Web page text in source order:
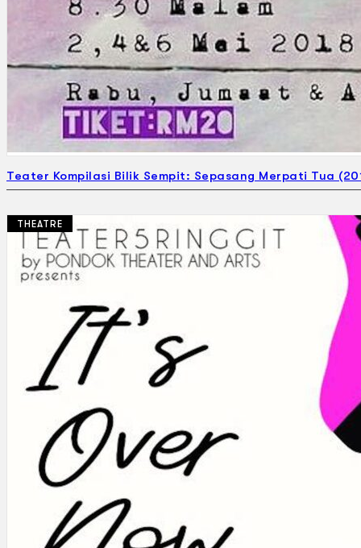
Teater Kompilasi Bilik Sempit: Sepasang Merpati Tua
THEATRE